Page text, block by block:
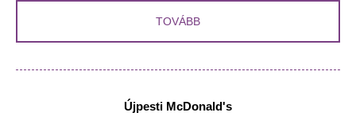
TOVÁBB
Újpesti McDonald's